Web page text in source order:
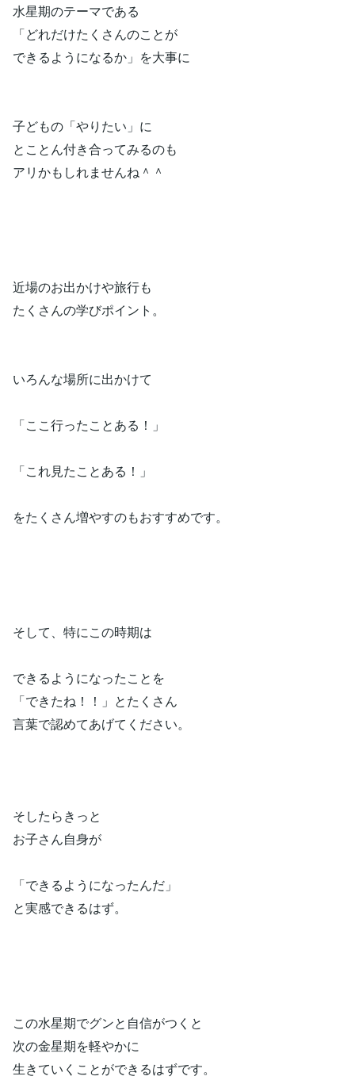
水星期のテーマである
「どれだけたくさんのことが
できるようになるか」を大事に
子どもの「やりたい」に
とことん付き合ってみるのも
アリかもしれませんね＾＾
近場のお出かけや旅行も
たくさんの学びポイント。
いろんな場所に出かけて
「ここ行ったことある！」
「これ見たことある！」
をたくさん増やすのもおすすめです。
そして、特にこの時期は
できるようになったことを
「できたね！！」とたくさん
言葉で認めてあげてください。
そしたらきっと
お子さん自身が
「できるようになったんだ」
と実感できるはず。
この水星期でグンと自信がつくと
次の金星期を軽やかに
生きていくことができるはずです。